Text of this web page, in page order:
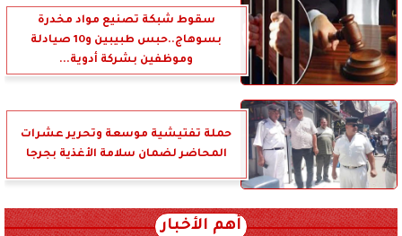
سقوط شبكة تصنيع مواد مخدرة
بسوهاج..حبس طبيبين و10 صيادلة
وموظفين بشركة أدوية...
حملة تفتيشية موسعة وتحرير عشرات
المحاضر لضمان سلامة الأغذية بجرجا
أهم الأخبار